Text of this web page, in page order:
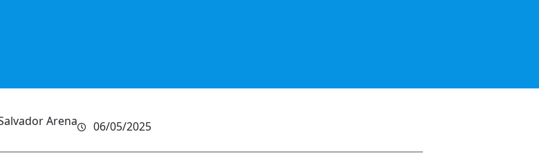
Arena 06/05/2025